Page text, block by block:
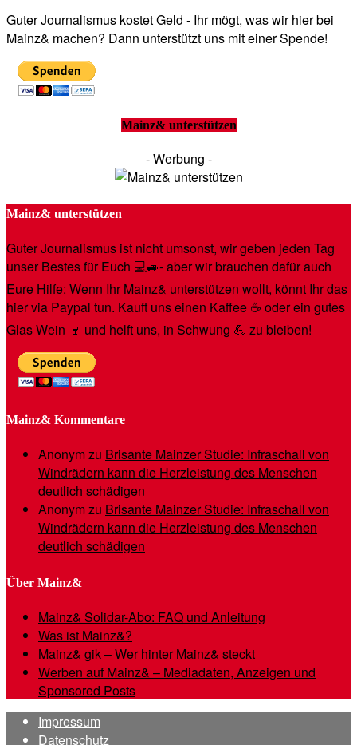
Guter Journalismus kostet Geld - Ihr mögt, was wir hier bei
Mainz& machen? Dann unterstützt uns mit einer Spende!
Mainz& unterstützen
- Werbung -
Mainz& unterstützen
Guter Journalismus ist nicht umsonst, wir geben jeden Tag
unser Bestes für Euch 💻🚙- aber wir brauchen dafür auch
Eure Hilfe: Wenn Ihr Mainz& unterstützen wollt, könnt Ihr das
hier via Paypal tun. Kauft uns einen Kaffee ☕️ oder ein gutes
Glas Wein 🍷 und helft uns, in Schwung 💪 zu bleiben!
Mainz& Kommentare
Anonymzu Brisante Mainzer Studie: Infraschall von
Windrädern kann die Herzleistung des Menschen
deutlich schädigen
Anonymzu Brisante Mainzer Studie: Infraschall von
Windrädern kann die Herzleistung des Menschen
deutlich schädigen
Über Mainz&
Mainz& Solidar-Abo: FAQ und Anleitung
Was ist Mainz&?
Mainz& gik – Wer hinter Mainz& steckt
Werben auf Mainz& – Mediadaten, Anzeigen und
Sponsored Posts
Impressum
Datenschutz